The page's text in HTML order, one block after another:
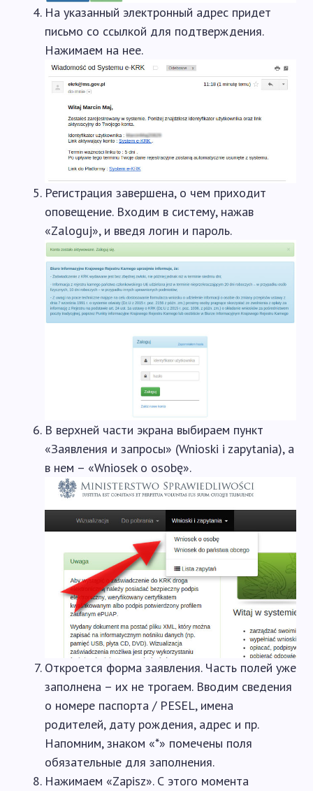
На указанный электронный адрес придет
письмо со ссылкой для подтверждения.
Нажимаем на нее.
Регистрация завершена, о чем приходит
оповещение. Входим в систему, нажав
«Zaloguj», и введя логин и пароль.
В верхней части экрана выбираем пункт
«Заявления и запросы» (Wnioski i zapytania), а
в нем – «Wniosek o osobę».
Откроется форма заявления. Часть полей уже
заполнена – их не трогаем. Вводим сведения
о номере паспорта / PESEL, имена
родителей, дату рождения, адрес и пр.
Напомним, знаком «*» помечены поля
обязательные для заполнения.
Нажимаем «Zapisz». С этого момента